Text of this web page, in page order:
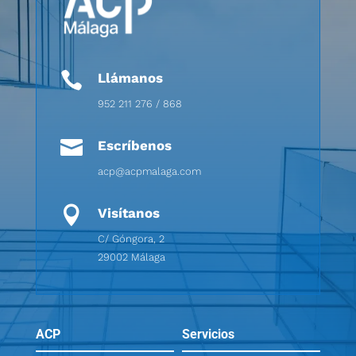
 Llámanos
952 211 276 / 868
 Escríbenos
acp@acpmalaga.com
 Visítanos
C/ Góngora, 2
29002 Málaga
ACP Servicios